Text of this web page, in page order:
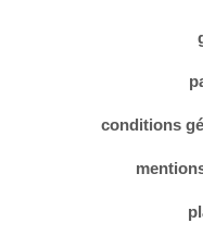
conditions